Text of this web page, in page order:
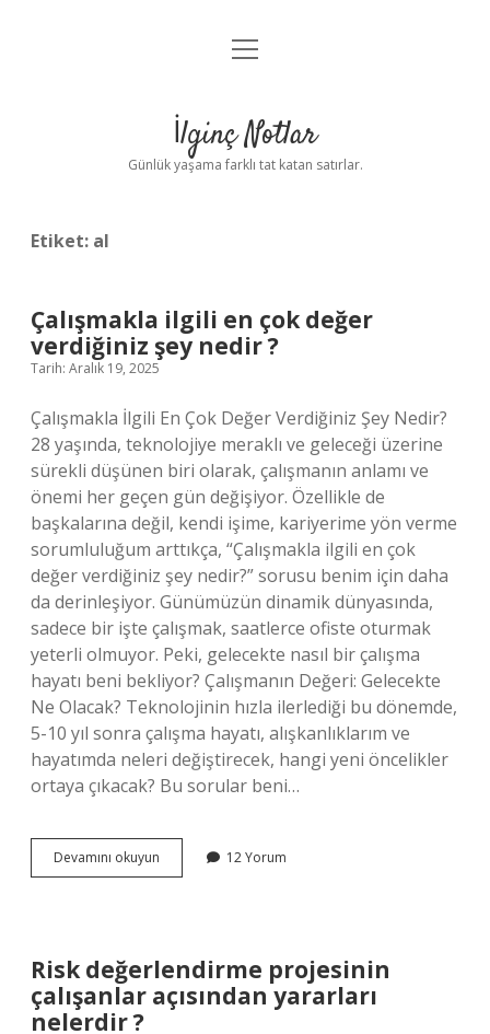
Anasayfa
Yasal Uyarı
menüyü
İlginç Notlar
Günlük yaşama farklı tat katan satırlar.
Etiket: al
Çalışmakla ilgili en çok değer
verdiğiniz şey nedir ?
Tarih: Aralık 19, 2025
Çalışmakla İlgili En Çok Değer Verdiğiniz Şey Nedir?
28 yaşında, teknolojiye meraklı ve geleceği üzerine
sürekli düşünen biri olarak, çalışmanın anlamı ve
önemi her geçen gün değişiyor. Özellikle de
başkalarına değil, kendi işime, kariyerime yön verme
sorumluluğum arttıkça, “Çalışmakla ilgili en çok
değer verdiğiniz şey nedir?” sorusu benim için daha
da derinleşiyor. Günümüzün dinamik dünyasında,
sadece bir işte çalışmak, saatlerce ofiste oturmak
yeterli olmuyor. Peki, gelecekte nasıl bir çalışma
hayatı beni bekliyor? Çalışmanın Değeri: Gelecekte
Ne Olacak? Teknolojinin hızla ilerlediği bu dönemde,
5-10 yıl sonra çalışma hayatı, alışkanlıklarım ve
hayatımda neleri değiştirecek, hangi yeni öncelikler
ortaya çıkacak? Bu sorular beni…
Devamını okuyun Çalışmakla
ilgili
şey
nedir
12 Yorum
Risk değerlendirme projesinin
çalışanlar açısından yararları
nelerdir ?